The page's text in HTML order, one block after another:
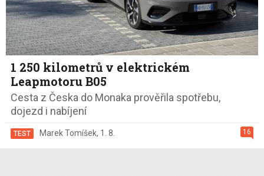
1 250 kilometrů v elektrickém
Leapmotoru B05
Cesta z Česka do Monaka prověřila spotřebu,
dojezd i nabíjení
16
TEST Marek Tomíšek, 1. 8.